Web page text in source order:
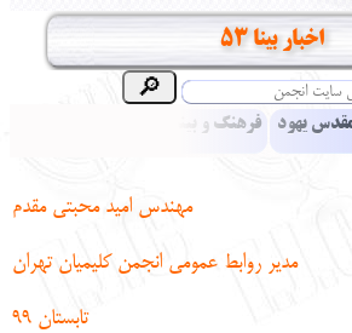
اخبار بینا 53
یهود فرهنگ و بینش یهود
مهندس امید محبتی مقدم
مدیر روابط عمومی انجمن کلیمیان تهران
تابستان 99